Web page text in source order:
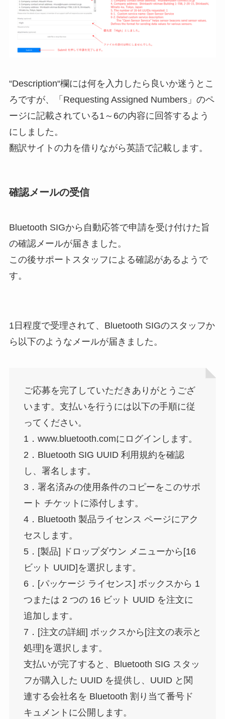
“Description“欄には何を入力したら良いか迷うとこ
ろですが、「Requesting Assigned Numbers」のペ
ージに記載されている1～6の内容に回答するよう
にしました。
翻訳サイトの力を借りながら英語で記載します。
確認メールの受信
Bluetooth SIGから自動応答で申請を受け付けた旨
の確認メールが届きました。
この後サポートスタッフによる確認があるようで
す。
1日程度で受理されて、Bluetooth SIGのスタッフか
ら以下のようなメールが届きました。
ご応募を完了していただきありがとうござ
います。支払いを行うには以下の手順に従
ってください。
1．www.bluetooth.comにログインします。
2．Bluetooth SIG UUID 利用規約を確認
し、署名します。
3．署名済みの使用条件のコピーをこのサポ
ート チケットに添付します。
4．Bluetooth 製品ライセンス ページにアク
セスします。
5．[製品] ドロップダウン メニューから[16
ビット UUID]を選択します。
6．[パッケージ ライセンス] ボックスから 1
つまたは 2 つの 16 ビット UUID を注文に
追加します。
7．[注文の詳細] ボックスから[注文の表示と
処理]を選択します。
支払いが完了すると、Bluetooth SIG スタッ
フが購入した UUID を提供し、UUID と関
連する会社名を Bluetooth 割り当て番号ド
キュメントに公開します。